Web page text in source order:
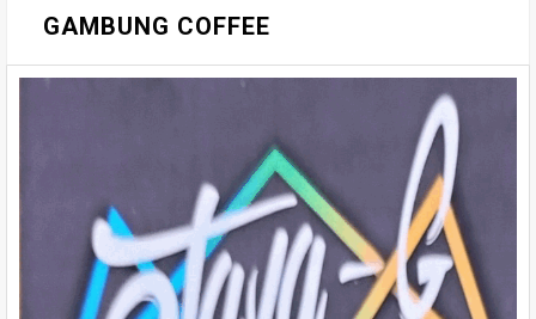
GAMBUNG COFFEE